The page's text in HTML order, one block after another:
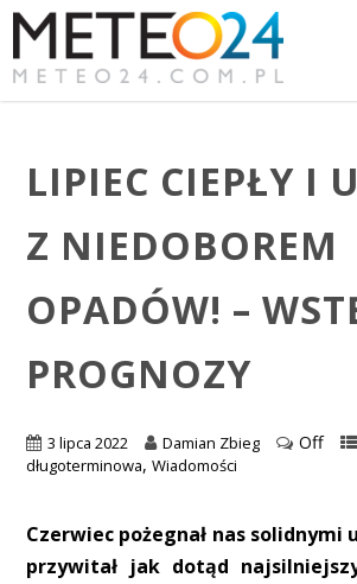
LIPIEC CIEPŁY I
Z NIEDOBOREM
OPADÓW! –
PROGNOZY
3 lipca 2022 Damian Zbieg Off
długoterminowa, Wiadomości
Czerwiec pożegnał nas solidnymi
przywitał jak dotąd